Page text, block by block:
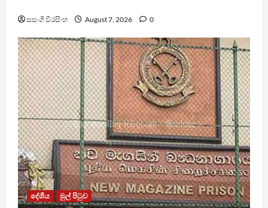
සසංගි වීරසිංහ August 7, 2026 0
දේශීය මුල් පිටුව